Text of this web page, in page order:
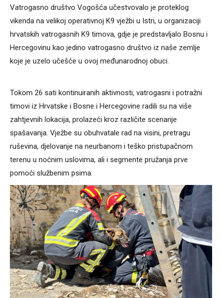
Vatrogasno društvo Vogošća učestvovalo je proteklog
vikenda na velikoj operativnoj K9 vježbi u Istri, u organizaciji
hrvatskih vatrogasnih K9 timova, gdje je predstavljalo Bosnu i
Hercegovinu kao jedino vatrogasno društvo iz naše zemlje
koje je uzelo učešće u ovoj međunarodnoj obuci.
Tokom 26 sati kontinuiranih aktivnosti, vatrogasni i potražni
timovi iz Hrvatske i Bosne i Hercegovine radili su na više
zahtjevnih lokacija, prolazeći kroz različite scenarije
spašavanja. Vježbe su obuhvatale rad na visini, pretragu
ruševina, djelovanje na neurbanom i teško pristupačnom
terenu u noćnim uslovima, ali i segmente pružanja prve
pomoći službenim psima.